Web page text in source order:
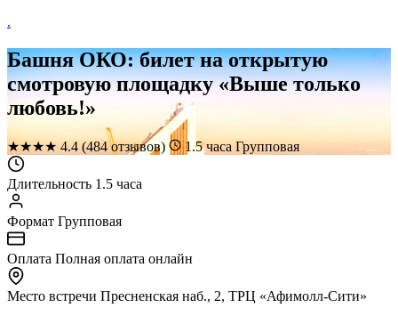
.
Башня ОКО: билет на открытую
смотровую площадку «Выше только
любовь!»
★★★★ 4.4 (484 отзывов) 1.5 часа Групповая
Длительность 1.5 часа
Формат Групповая
Оплата Полная оплата онлайн
Место встречи Пресненская наб., 2, ТРЦ «Афимолл-Сити»